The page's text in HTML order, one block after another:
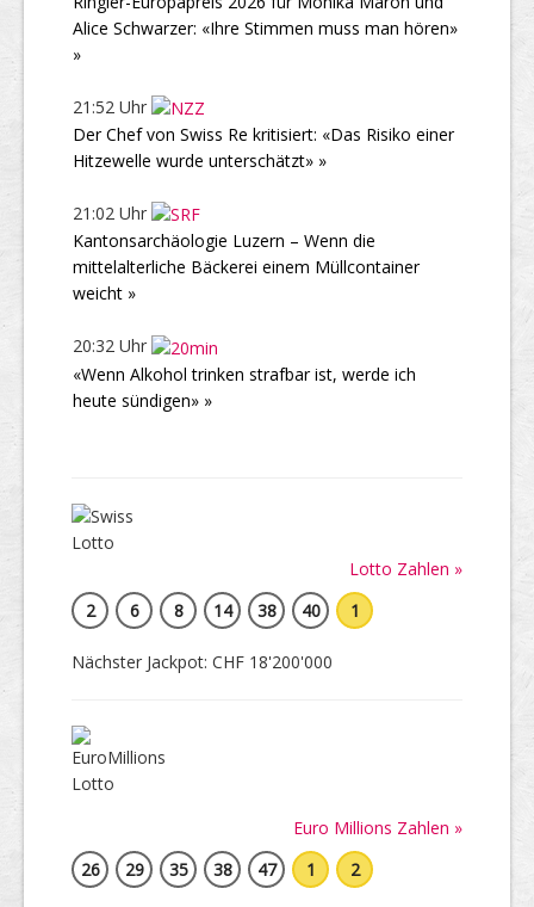
Alice Schwarzer: «Ihre Stimmen muss man hören»
»
21:52 Uhr
Der Chef von Swiss Re kritisiert: «Das Risiko einer
Hitzewelle wurde unterschätzt» »
21:02 Uhr
Kantonsarchäologie Luzern – Wenn die
mittelalterliche Bäckerei einem Müllcontainer
weicht »
20:32 Uhr
«Wenn Alkohol trinken strafbar ist, werde ich
heute sündigen» »
Lotto Zahlen »
2
6 8 14 38 40 1
Nächster Jackpot: CHF 18'200'000
Euro Millions Zahlen »
26
29 35 38 47 1 2